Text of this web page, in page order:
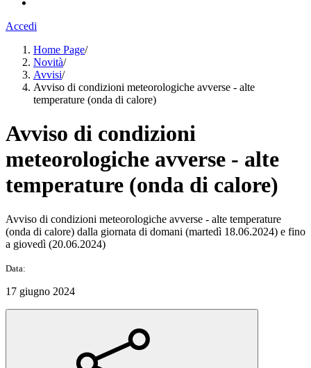
Accedi
Home Page/
Novità/
Avvisi/
Avviso di condizioni meteorologiche avverse - alte
temperature (onda di calore)
Avviso di condizioni
meteorologiche avverse - alte
temperature (onda di calore)
Avviso di condizioni meteorologiche avverse - alte temperature
(onda di calore) dalla giornata di domani (martedì 18.06.2024) e fino
a giovedì (20.06.2024)
Data:
17 giugno 2024